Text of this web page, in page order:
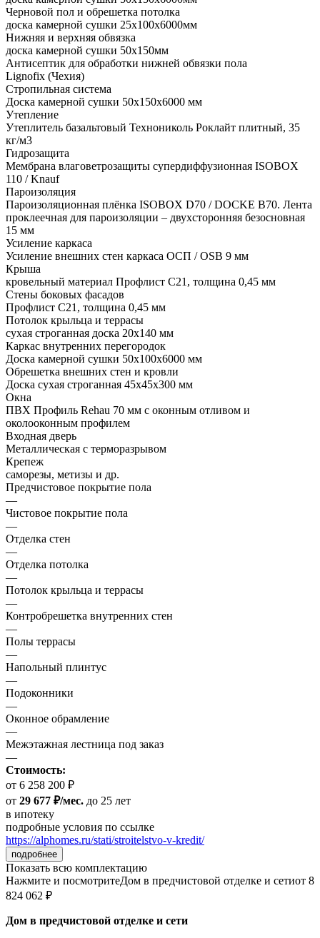
Черновой пол и обрешетка потолка
доска камерной сушки 25x100x6000мм
Нижняя и верхняя обвязка
доска камерной сушки 50x150мм
Антисептик для обработки нижней обвязки пола
Lignofix (Чехия)
Стропильная система
Доска камерной сушки 50х150х6000 мм
Утепление
Утеплитель базальтовый Технониколь Роклайт плитный, 35
кг/м3
Гидрозащита
Мембрана влаговетрозащиты супердиффузионная ISOBOX
110 / Knauf
Пароизоляция
Пароизоляционная плёнка ISOBOX D70 / DOCKЕ B70. Лента
проклеечная для пароизоляции – двухсторонняя безосновная
15 мм
Усиление каркаса
Усиление внешних стен каркаса ОСП / OSB 9 мм
Крыша
кровельный материал Профлист С21, толщина 0,45 мм
Стены боковых фасадов
Профлист С21, толщина 0,45 мм
Потолок крыльца и террасы
сухая строганная доска 20х140 мм
Каркас внутренних перегородок
Доска камерной сушки 50х100х6000 мм
Обрешетка внешних стен и кровли
Доска сухая строганная 45х45х300 мм
Окна
ПВХ Профиль Rehau 70 мм с оконным отливом и
околооконным профилем
Входная дверь
Металлическая с терморазрывом
Крепеж
саморезы, метизы и др.
Предчистовое покрытие пола
—
Чистовое покрытие пола
—
Отделка стен
—
Отделка потолка
—
Потолок крыльца и террасы
—
Контробрешетка внутренних стен
—
Полы террасы
—
Напольный плинтус
—
Подоконники
—
Оконное обрамление
—
Межэтажная лестница под заказ
—
Стоимость:
от 6 258 200 ₽
от 29 677 ₽/мес. до 25 лет
в ипотеку
подробные условия по ссылке
https://alphomes.ru/stati/stroitelstvo-v-kredit/
подробнее
Показать всю комплектацию
Нажмите и посмотритеДом в предчистовой отделке и сетиот 8
824 062 ₽
Дом в предчистовой отделке и сети